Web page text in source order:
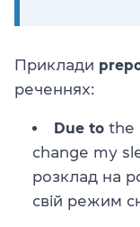
Приклади
реченнях:
Due to the
change my
розклад на
свій режим